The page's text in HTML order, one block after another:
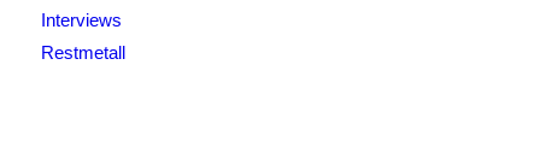
Interviews
Restmetall